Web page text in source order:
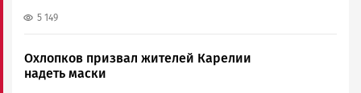
5 149
Охлопков призвал жителей Карелии
надеть маски